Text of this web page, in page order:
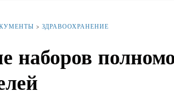
ЗДРАВООХРАНЕНИЕ
наборов